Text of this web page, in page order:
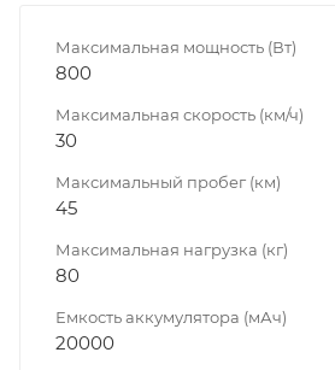
Максимальная мощность (Вт)
800
Максимальная скорость (км/ч)
30
Максимальный пробег (км)
45
Максимальная нагрузка (кг)
80
Емкость аккумулятора (мАч)
20000